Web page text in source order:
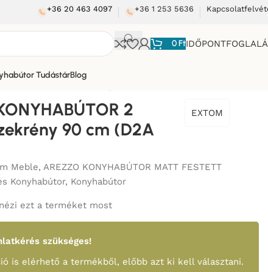
+36 20 463 4097 +36 1 253 5636
0Ft
TudástárBlog
2
90 cm (D2A
EXTOM
Meble, AREZZO KONYHABÚTOR MATT FESTETT
Konyhabútor, Konyhabútor
ezt a terméket most
szükséges!
is elérhető a termékből, előbb azt ki kell választani.